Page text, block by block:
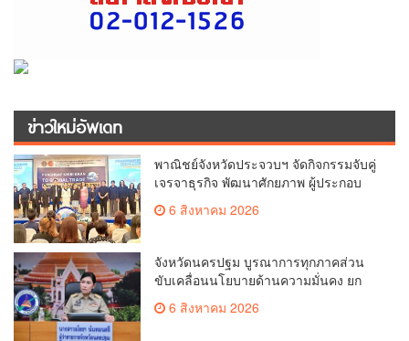
ข่าวใหม่อัพเดท
พาณิชย์จังหวัดประจวบฯ จัดกิจกรรมจับคู่
เจรจาธุรกิจ พัฒนาศักยภาพ ผู้ประกอบ
ระหว่างประเทศ
6 สิงหาคม 2026
จังหวัดนครปฐม บูรณาการทุกภาคส่วน
ขับเคลื่อนนโยบายด้านความมั่นคง ยก
ระดับการป้องกันอาชญากรรมทาง
เทคโนโลยี
6 สิงหาคม 2026